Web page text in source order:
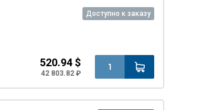
Доступно к заказу
520.94 $
42 803.82 ₽